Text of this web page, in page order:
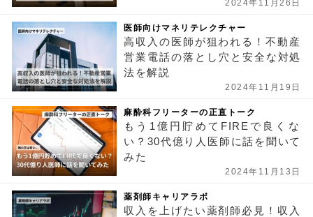
2024年11月26日
医師向けマネリテレクチャー
高収入の医師が狙われる！不動産
営業電話の落とし穴と安全な対処
法を解説
2024年11月19日
麻酔科フリーターの正直トーク
もう1億円貯めてFIREで良くな
い？30代億り人医師に話を聞いて
みた
2024年11月13日
薬剤師キャリアラボ
収入を上げたい薬剤師必見！収入